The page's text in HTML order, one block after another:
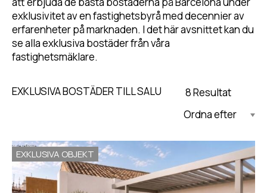
exklusivitet av en fastighetsbyrå med decennier av
erfarenheter på marknaden. I det här avsnittet kan du
se alla exklusiva bostäder från våra
fastighetsmäklare.
EXKLUSIVA BOSTÄDER TILL SALU
Uppdaterad Fallande
8 Resultat
EXKLUSIVA OBJEKT